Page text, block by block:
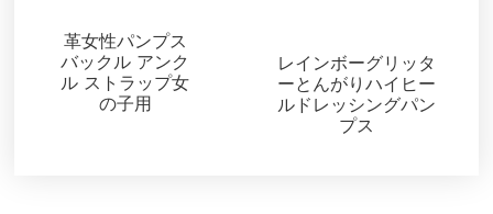
革女性パンプス
バックル アンク
ル ストラップ女
の子用
レインボーグリッタ
ーとんがりハイヒー
ルドレッシングパン
プス